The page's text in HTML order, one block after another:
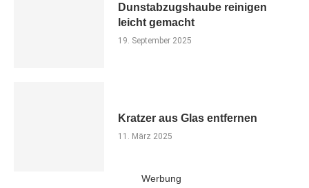
Dunstabzugshaube reinigen
leicht gemacht
19. September 2025
Kratzer aus Glas entfernen
11. März 2025
Werbung